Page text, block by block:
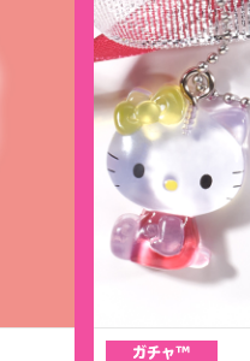
ガチャ™